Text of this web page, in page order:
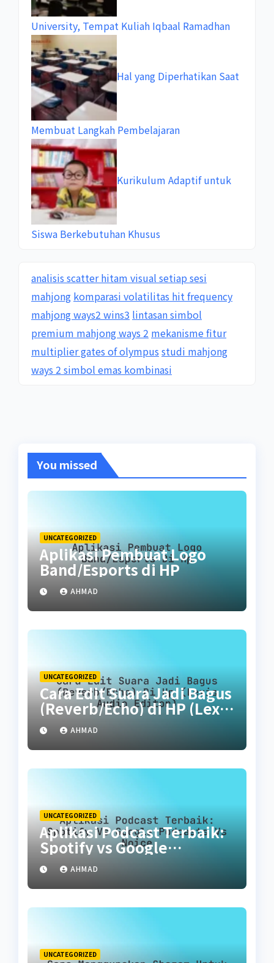
University, Tempat Kuliah Iqbaal Ramadhan
Hal yang Diperhatikan Saat
Membuat Langkah Pembelajaran
Kurikulum Adaptif untuk
Siswa Berkebutuhan Khusus
analisis scatter hitam visual setiap sesi
mahjong komparasi volatilitas hit frequency
mahjong ways2 wins3 lintasan simbol
premium mahjong ways 2 mekanisme fitur
multiplier gates of olympus studi mahjong
ways 2 simbol emas kombinasi
You missed
UNCATEGORIZED
Aplikasi Pembuat Logo
Band/Esports di HP
AHMAD
UNCATEGORIZED
Cara Edit Suara Jadi Bagus
(Reverb/Echo) di HP (Lexis
Audio Editor)
AHMAD
UNCATEGORIZED
Aplikasi Podcast Terbaik:
Spotify vs Google
Podcasts vs Noice
AHMAD
UNCATEGORIZED